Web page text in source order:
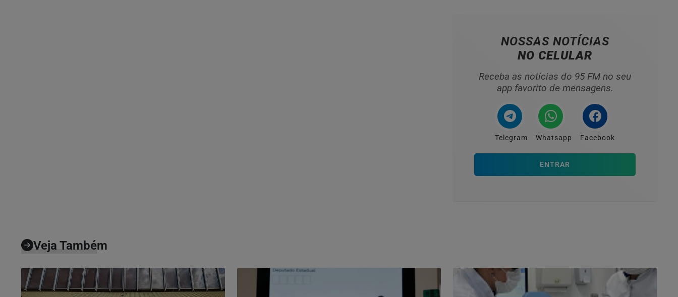
NOSSAS NOTÍCIAS
NO CELULAR
Receba as notícias do 95 FM no seu
app favorito de mensagens.
Telegram Whatsapp Facebook
ENTRAR
Veja Também